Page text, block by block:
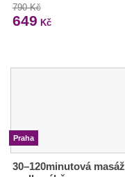
790 Kč
649 Kč
Praha
30–120minutová masáž